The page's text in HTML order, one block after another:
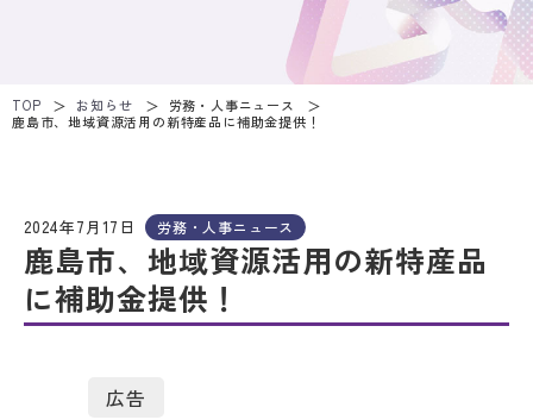
TOP お知らせ
労務・人事ニュース
鹿島市、地域資源活用の新特産品に補助金提供！
2024年7月17日 労務・人事ニュース
鹿島市、地域資源活用の新特産品
に補助金提供！
広告